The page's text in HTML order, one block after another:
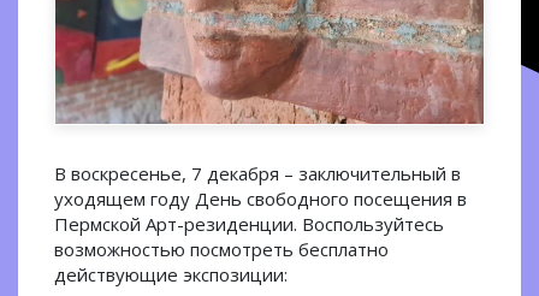
В воскресенье, 7 декабря – заключительный в
уходящем году День свободного посещения в
Пермской Арт-резиденции. Воспользуйтесь
возможностью посмотреть бесплатно
действующие экспозиции: